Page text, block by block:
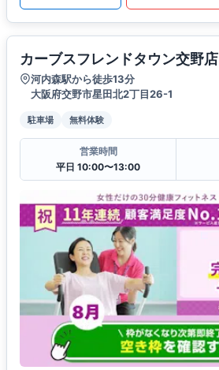
カーブスフレンドタウン交野店
河内森駅から徒歩13分
大阪府交野市星田北2丁目26-1
駐車場 無料体験
営業時間
平日 10:00〜13:00